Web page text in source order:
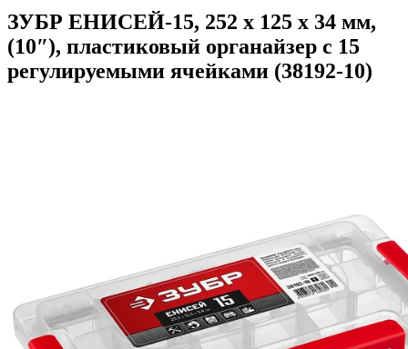
ЗУБР ЕНИСЕЙ-15, 252 х 125 х 34 мм,
(10″), пластиковый органайзер c 15
регулируемыми ячейками (38192-10)